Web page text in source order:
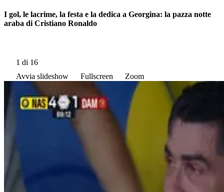
I gol, le lacrime, la festa e la dedica a Georgina: la pazza notte
araba di Cristiano Ronaldo
1 di 16
Avvia slideshow
Fullscreen Zoom